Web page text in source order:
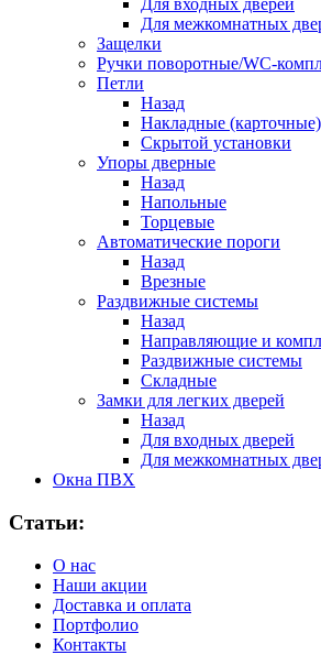
Для входных дверей
Для межкомнатных
Защелки
Ручки поворотные/WC-
Петли
Назад
Накладные (карточные)
Скрытой установки
Упоры дверные
Назад
Напольные
Торцевые
Автоматические пороги
Назад
Врезные
Раздвижные системы
Назад
Направляющие и
Раздвижные системы
Складные
Замки для легких дверей
Назад
Для входных дверей
Для межкомнатных
Окна ПВХ
Статьи:
О нас
Наши акции
Доставка и оплата
Портфолио
Контакты